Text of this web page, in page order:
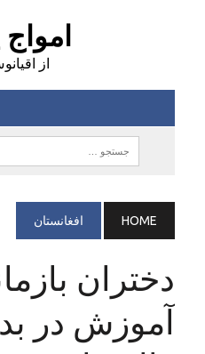
از
HOME افغانستان
دختران
آموزش در